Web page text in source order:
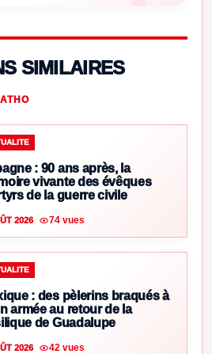
SIMILAIRES
: 90 ans après, la
vivante des évêques
de la guerre civile
2026 74 vues
: des pèlerins braqués à
armée au retour de la
de Guadalupe
2026 42 vues